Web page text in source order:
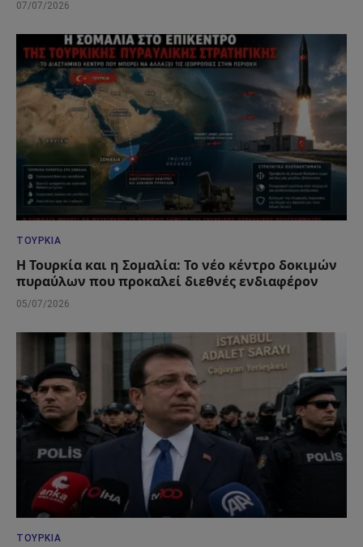
07/07/2026
ΤΟΥΡΚΊΑ
Η Τουρκία και η Σομαλία: Το νέο κέντρο δοκιμών
πυραύλων που προκαλεί διεθνές ενδιαφέρον
05/07/2026
ΤΟΥΡΚΊΑ